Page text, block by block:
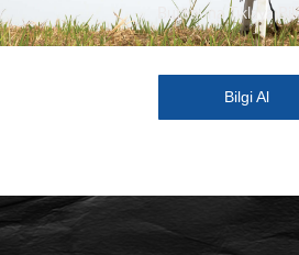
Butonuna Tıklaya
Bilgi Al